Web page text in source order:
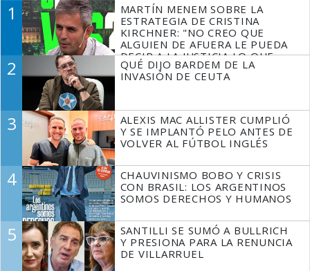
1
MARTÍN MENEM SOBRE LA
ESTRATEGIA DE CRISTINA
KIRCHNER: "NO CREO QUE
ALGUIEN DE AFUERA LE PUEDA
DECIR A LA JUSTICIA LO QUE
TIENE QUE HACER"
2
QUÉ DIJO BARDEM DE LA
INVASIÓN DE CEUTA
3
ALEXIS MAC ALLISTER CUMPLIÓ
Y SE IMPLANTÓ PELO ANTES DE
VOLVER AL FÚTBOL INGLÉS
4
CHAUVINISMO BOBO Y CRISIS
CON BRASIL: LOS ARGENTINOS
SOMOS DERECHOS Y HUMANOS
5
SANTILLI SE SUMÓ A BULLRICH
Y PRESIONA PARA LA RENUNCIA
DE VILLARRUEL